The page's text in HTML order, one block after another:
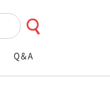
Q＆A